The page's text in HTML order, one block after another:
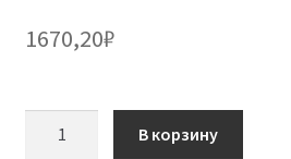
1670,20₽
В корзину